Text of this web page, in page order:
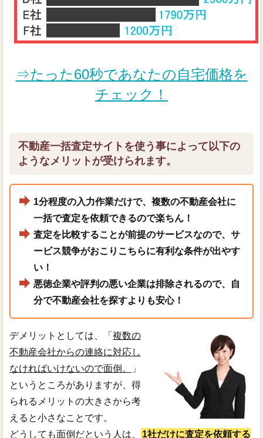
⇒たった60秒であなたの自宅価格を
チェック！
不動産一括査定サイトを使う事によって以下の
ようなメリットが受けられます。
1分程度の入力作業だけで、複数の不動産会社に
一括で査定を依頼できるので楽ちん！
査定を比較することが前提のサービスなので、サ
ービス競争がおこりこちらに有利な条件が出やす
い！
悪徳企業や評判の悪い企業は排除されるので、自
分で不動産会社を探すよりも安心！
デメリットとしては、「 複数の
不動産会社からの連絡に対応し
なければいけないので面倒。
」
というところがありますが、得
られるメリットの大きさから考
えると小さなことです。
どうしても面倒だという人は、
1社だけに査定を依頼する